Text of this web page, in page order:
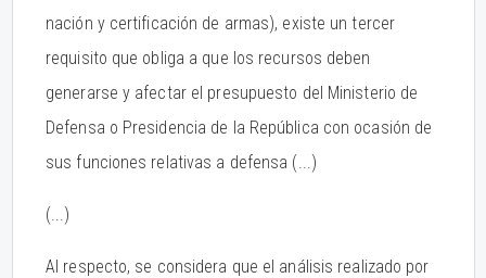
nación y certificación de armas), existe un tercer
requisito que obliga a que los recursos deben
generarse y afectar el presupuesto del Ministerio de
Defensa o Presidencia de la República con ocasión de
sus funciones relativas a defensa (...)
(...)
Al respecto, se considera que el análisis realizado por